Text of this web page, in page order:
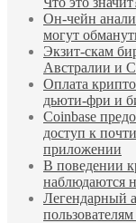
Он-чейн
могут
Экзит-скам
Австралии и
Оплата
дьюти-фри и
Coinbase
доступ к
приложении
В поведении
наблюдаются
Легендарный